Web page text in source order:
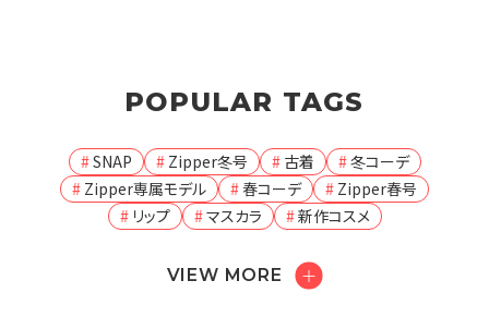
POPULAR TAGS
SNAP Zipper冬号 古着
冬コーデ
Zipper専属モデル
春コーデ
Zipper春号
リップ
マスカラ 新作コスメ
VIEW MORE